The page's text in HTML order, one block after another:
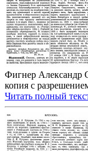
Фигнер Александр
копия с
Читать полный